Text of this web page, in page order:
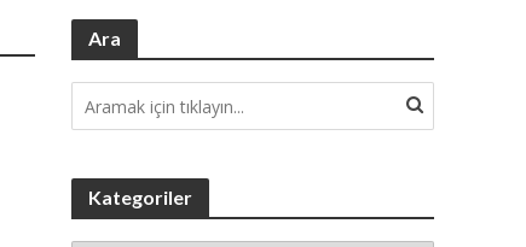
Ara
Kategoriler